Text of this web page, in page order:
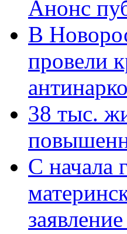
Анонс
В
провели
38 тыс.
С начала